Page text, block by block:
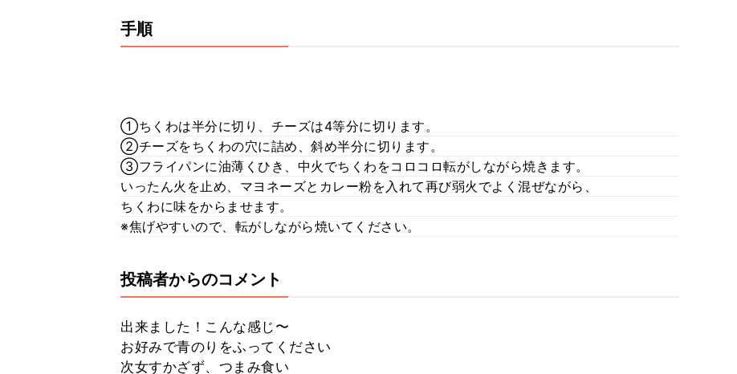
手順
①ちくわは半分に切り、チーズは4等分に切ります。
②チーズをちくわの穴に詰め、斜め半分に切ります。
③フライパンに油薄くひき、中火でちくわをコロコロ転がしながら焼きます。
いったん火を止め、マヨネーズとカレー粉を入れて再び弱火でよく混ぜながら、
ちくわに味をからませます。
※焦げやすいので、転がしながら焼いてください。
投稿者からのコメント
出来ました！こんな感じ〜
お好みで青のりをふってください
次女すかざず、つまみ食い